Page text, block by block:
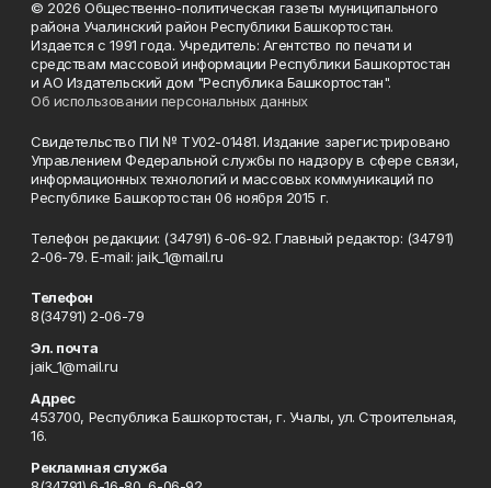
© 2026 Общественно-политическая газеты муниципального
района Учалинский район Республики Башкортостан.
Издается с 1991 года. Учредитель: Агентство по печати и
средствам массовой информации Республики Башкортостан
и АО Издательский дом "Республика Башкортостан".
Об использовании персональных данных
Свидетельство ПИ № ТУ02-01481. Издание зарегистрировано
Управлением Федеральной службы по надзору в сфере связи,
информационных технологий и массовых коммуникаций по
Республике Башкортостан 06 ноября 2015 г.
Телефон редакции: (34791) 6-06-92. Главный редактор: (34791)
2-06-79. Е-mаil: jaik_1@mail.ru
Телефон
8(34791) 2-06-79
Эл. почта
jaik_1@mail.ru
Адрес
453700, Республика Башкортостан, г. Учалы, ул. Строительная,
16.
Рекламная служба